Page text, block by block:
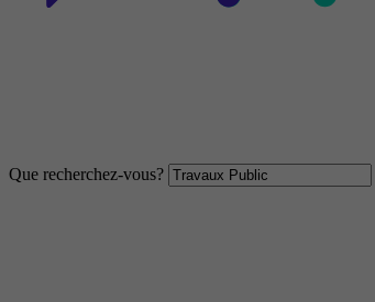
Que recherchez-vous?